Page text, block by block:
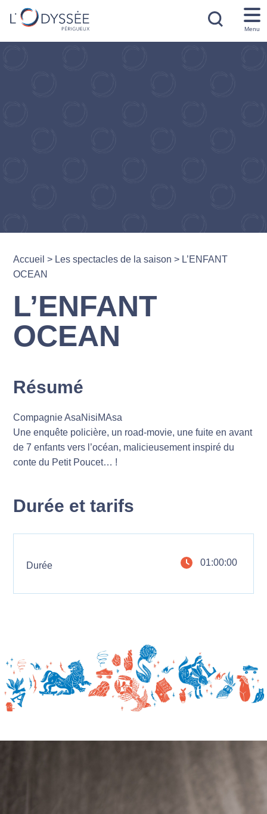
Menu
Accueil > Les spectacles de la saison > L’ENFANT
OCEAN
L’ENFANT
OCEAN
Résumé
Compagnie AsaNisiMAsa
Une enquête policière, un road-movie, une fuite en avant
de 7 enfants vers l’océan, malicieusement inspiré du
conte du Petit Poucet… !
Durée et tarifs
Durée 01:00:00